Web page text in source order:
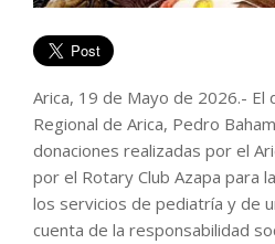
Arica, 19 de Mayo de 2026.-
Regional de Arica, Pedro
donaciones realizadas por el
por el Rotary Club Azapa para
los servicios de pediatría y de
cuenta de la responsabilidad